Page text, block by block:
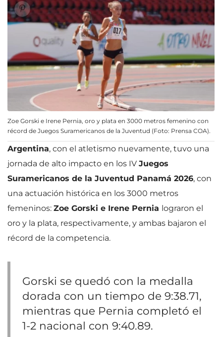
Zoe Gorski e Irene Pernia, oro y plata en 3000 metros femenino con
récord de Juegos Suramericanos de la Juventud (Foto: Prensa COA).
Argentina, con el atletismo nuevamente, tuvo una
jornada de alto impacto en los IV Juegos
Suramericanos de la Juventud Panamá 2026, con
una actuación histórica en los 3000 metros
femeninos: Zoe Gorski e Irene Pernia lograron el
oro y la plata, respectivamente, y ambas bajaron el
récord de la competencia.
Gorski se quedó con la medalla
dorada con un tiempo de 9:38.71,
mientras que Pernia completó el
1-2 nacional con 9:40.89.